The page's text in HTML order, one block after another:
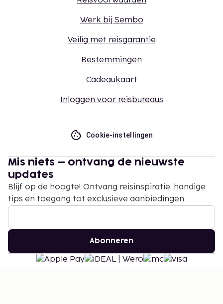
Werk bij Sembo
Veilig met reisgarantie
Bestemmingen
Cadeaukaart
Inloggen voor reisbureaus
Cookie-instellingen
Mis niets – ontvang de nieuwste
updates
Blijf op de hoogte! Ontvang reisinspiratie, handige
tips en toegang tot exclusieve aanbiedingen.
Abonneren